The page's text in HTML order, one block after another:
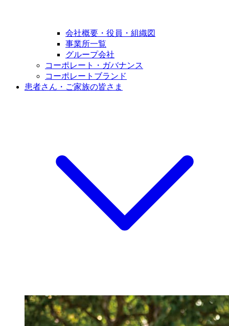
会社概要・役員・組織図
事業所一覧
グループ会社
コーポレート・ガバナンス
コーポレートブランド
患者さん・ご家族の皆さま